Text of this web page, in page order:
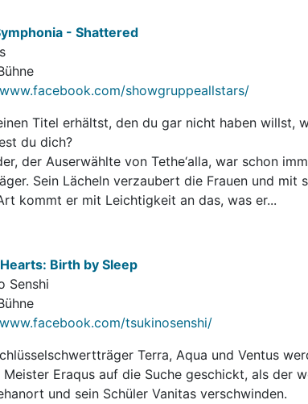
- Shattered
showgruppeallstars/
Titel erhältst, den du gar nicht haben willst,
du dich?
der Auserwählte von Tethe‘alla, war schon
Sein Lächeln verzaubert die Frauen und mit
kommt er mit Leichtigkeit an das, was er...
Birth by Sleep
Senshi
tsukinosenshi/
Terra, Aqua und Ventus
Eraqus auf die Suche geschickt, als der
und sein Schüler Vanitas verschwinden.